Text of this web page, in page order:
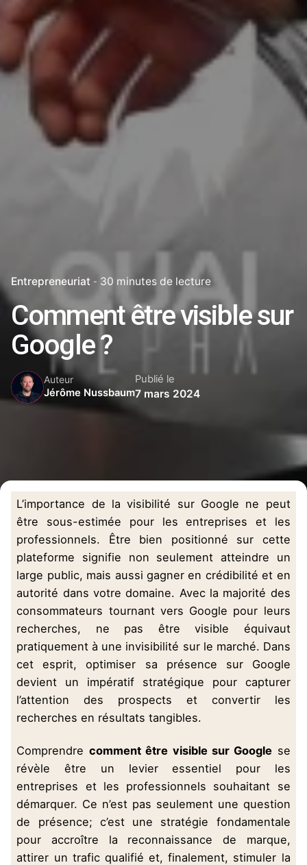
Entrepreneuriat 30 minutes de lecture
Comment être visible sur
Google ?
Auteur
Jérôme Nussbaum
Publié le
7 mars 2024
L’importance de la visibilité sur Google ne peut
être sous-estimée pour les entreprises et les
professionnels. Être bien positionné sur cette
plateforme signifie non seulement atteindre un
large public, mais aussi gagner en crédibilité et en
autorité dans votre domaine. Avec la majorité des
consommateurs tournant vers Google pour leurs
recherches, ne pas être visible équivaut
pratiquement à une invisibilité sur le marché. Dans
cet esprit, optimiser sa présence sur Google
devient un impératif stratégique pour capturer
l’attention des prospects et convertir les
recherches en résultats tangibles.
Comprendre comment être visible sur Google se
révèle être un levier essentiel pour les
entreprises et les professionnels souhaitant se
démarquer. Ce n’est pas seulement une question
de présence; c’est une stratégie fondamentale
pour accroître la reconnaissance de marque,
attirer un trafic qualifié et, finalement, stimuler la